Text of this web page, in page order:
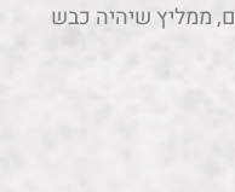
ממליץ שיהיה כבש